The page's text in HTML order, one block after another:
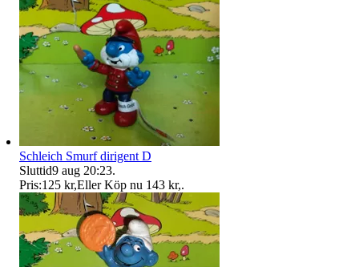
Schleich Smurf dirigent D
Sluttid9 aug 20:23.
Pris:125 kr,Eller Köp nu 143 kr,.